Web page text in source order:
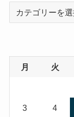
ー
月 火
3 4